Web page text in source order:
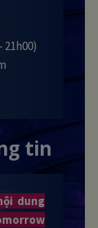
21h00)
dung
tin